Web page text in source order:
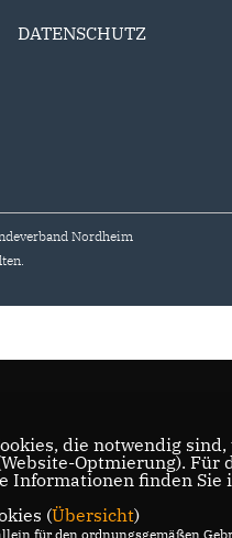
DATENSCHUTZ
Nordheim
die notwendig
Optmierung).
Informationen finden Sie
(Übersicht)
für den ordnungsgemäßen